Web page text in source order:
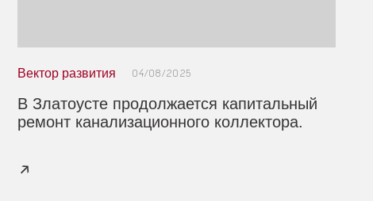
Вектор развития 04/08/2025
В Златоусте продолжается капитальный
ремонт канализационного коллектора.